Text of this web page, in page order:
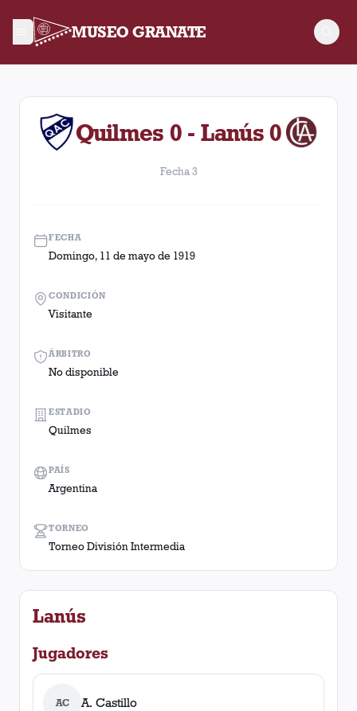
MUSEO GRANATE
Fecha 3. Partido entre Lanús y Quilmes disputado el
Quilmes 0 - Lanús 0
Fecha 3
FECHA
Domingo, 11 de mayo de 1919
ÁRBITRO
No disponible
TORNEO
Torneo División Intermedia
CONDICIÓN
Visitante
ESTADIO
Quilmes
PAÍS
Argentina
Lanús
Jugadores
AC A. Castillo